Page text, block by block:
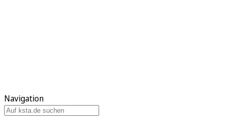
Navigation